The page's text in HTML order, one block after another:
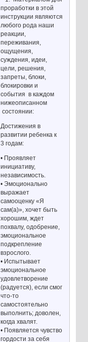
проработки в этой
инструкции являются
любого рода наши
реакции,
переживания,
ощущения,
суждения, идеи,
цели, решения,
запреты, блоки,
блокировки и
события в каждом
нижеописанном
состоянии:
Достижения в
развитии ребенка к
3 годам:
• Проявляет
инициативу,
независимость.
• Эмоционально
выражает
самооценку «Я
сам(а)», хочет быть
хорошим, ждет
похвалу, одобрение,
эмоциональное
подкрепление
взрослого.
• Испытывает
эмоциональное
удовлетворение
(радуется), если смог
что-то
самостоятельно
выполнить; доволен,
когда хвалят.
• Появляется чувство
гордости за себя